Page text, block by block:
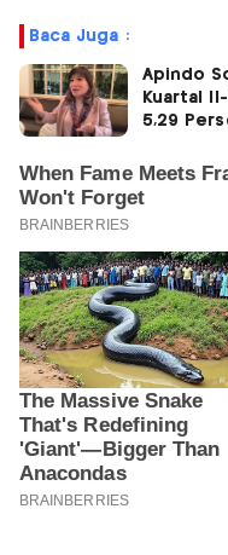
Baca Juga :
Apindo
Kuartal
5,29